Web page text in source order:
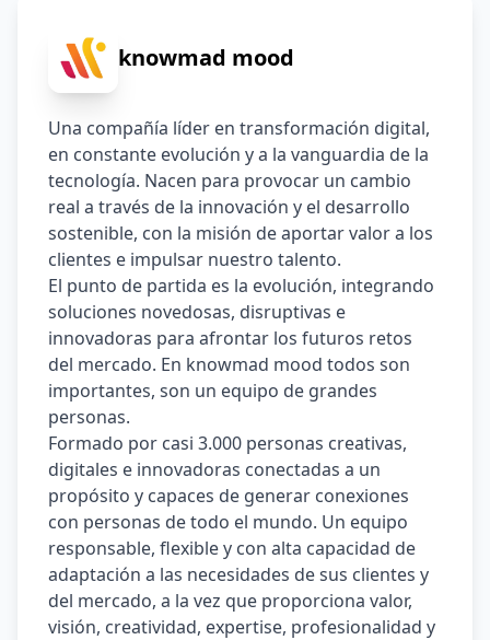
knowmad mood
Una compañía líder en transformación digital,
en constante evolución y a la vanguardia de la
tecnología. Nacen para provocar un cambio
real a través de la innovación y el desarrollo
sostenible, con la misión de aportar valor a los
clientes e impulsar nuestro talento.
El punto de partida es la evolución, integrando
soluciones novedosas, disruptivas e
innovadoras para afrontar los futuros retos
del mercado. En knowmad mood todos son
importantes, son un equipo de grandes
personas.
Formado por casi 3.000 personas creativas,
digitales e innovadoras conectadas a un
propósito y capaces de generar conexiones
con personas de todo el mundo. Un equipo
responsable, flexible y con alta capacidad de
adaptación a las necesidades de sus clientes y
del mercado, a la vez que proporciona valor,
visión, creatividad, expertise, profesionalidad y